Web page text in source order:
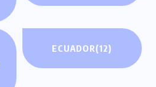
ECUADOR(12)